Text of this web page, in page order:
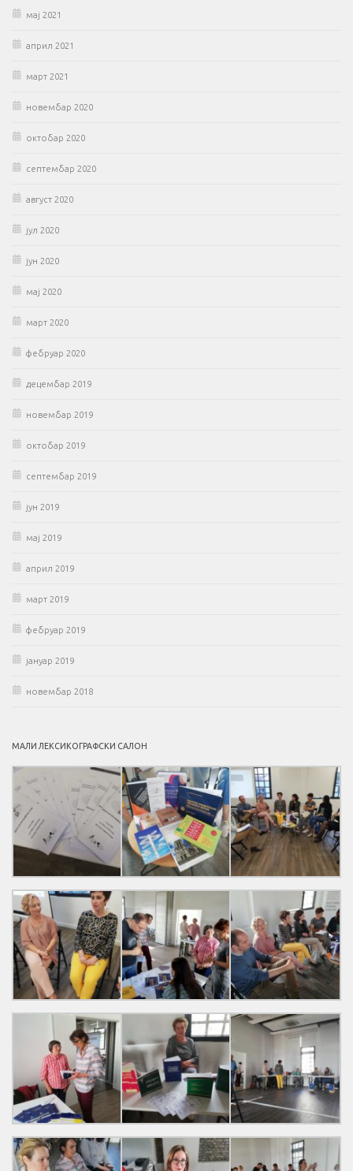
мај 2021
април 2021
март 2021
новембар 2020
октобар 2020
септембар 2020
август 2020
јул 2020
јун 2020
мај 2020
март 2020
фебруар 2020
децембар 2019
новембар 2019
октобар 2019
септембар 2019
јун 2019
мај 2019
април 2019
март 2019
фебруар 2019
јануар 2019
новембар 2018
МАЛИ ЛЕКСИКОГРАФСКИ САЛОН